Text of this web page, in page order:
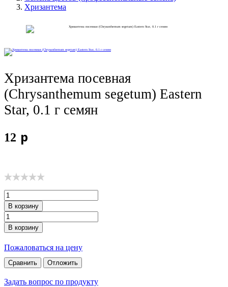
Бренды
Хризантема
Хризантема посевная
(Chrysanthemum segetum) Eastern
Star, 0.1 г семян
12 p
В корзину
В корзину
Пожаловаться на цену
Сравнить Отложить
Задать вопрос по продукту